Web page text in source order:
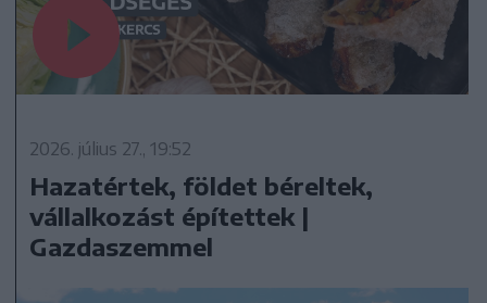
2026. július 27., 19:52
Hazatértek, földet béreltek,
vállalkozást építettek |
Gazdaszemmel